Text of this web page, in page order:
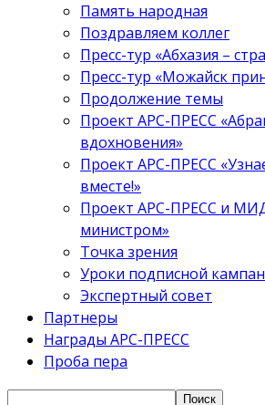
Память народная
Поздравляем коллег
Пресс-тур «Абхазия –
Пресс-тур «Можайск
Продолжение темы
Проект АРС-ПРЕСС
вдохновения»
Проект АРС-ПРЕСС
вместе!»
Проект АРС-ПРЕСС и
министром»
Точка зрения
Уроки подписной
Экспертный совет
Партнеры
Награды АРС-ПРЕСС
Проба пера